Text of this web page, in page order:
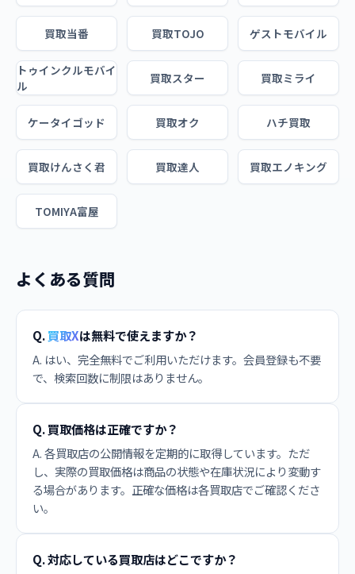
買取当番 買取TOJO ゲストモバイル
トゥインクルモバイ
ル
買取スター 買取ミライ
ケータイゴッド 買取オク ハチ買取
買取けんさく君 買取達人 買取エノキング
TOMIYA富屋
よくある質問
Q.買取Xは無料で使えますか？
A. はい、完全無料でご利用いただけます。会員登録も不要
で、検索回数に制限はありません。
Q. 買取価格は正確ですか？
A. 各買取店の公開情報を定期的に取得しています。ただ
し、実際の買取価格は商品の状態や在庫状況により変動す
る場合があります。正確な価格は各買取店でご確認くださ
い。
Q. 対応している買取店はどこですか？